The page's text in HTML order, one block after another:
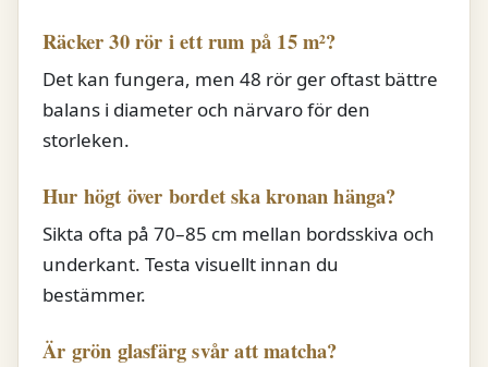
Räcker 30 rör i ett rum på 15 m²?
Det kan fungera, men 48 rör ger oftast bättre
balans i diameter och närvaro för den
storleken.
Hur högt över bordet ska kronan hänga?
Sikta ofta på 70–85 cm mellan bordsskiva och
underkant. Testa visuellt innan du
bestämmer.
Är grön glasfärg svår att matcha?